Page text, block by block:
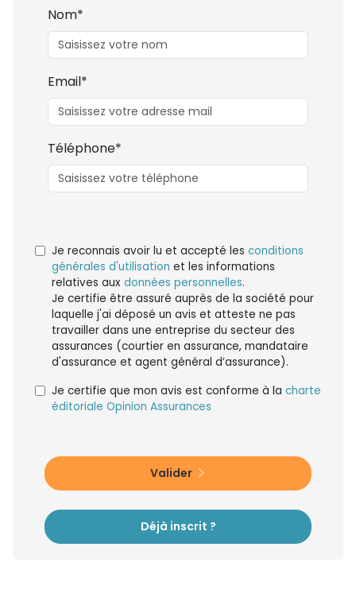
Nom*
Email*
Téléphone*
Je reconnais avoir lu et accepté les conditions
générales d'utilisation et les informations
relatives aux données personnelles.
Je certifie être assuré auprès de la société pour
laquelle j'ai déposé un avis et atteste ne pas
travailler dans une entreprise du secteur des
assurances (courtier en assurance, mandataire
d'assurance et agent général d’assurance).
Je certifie que mon avis est conforme à la charte
éditoriale Opinion Assurances
Valider
Déjà inscrit ?